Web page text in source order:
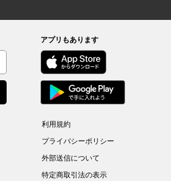
アプリもあります
利用規約
プライバシーポリシー
外部送信について
特定商取引法の表示